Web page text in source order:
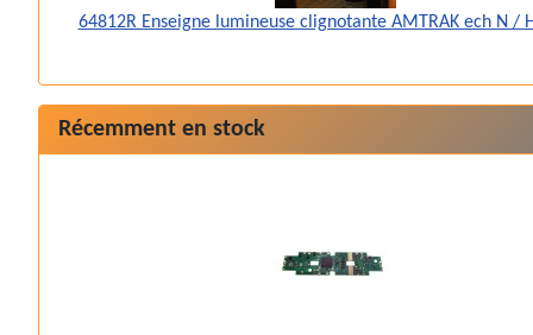
64812R Enseigne lumineuse clignotante AMTRAK ech N /
Récemment en stock